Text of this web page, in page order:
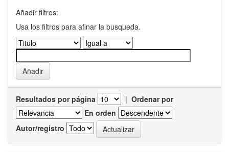
Añadir filtros:
Usa los filtros para afinar la busqueda.
Resultados por página | Ordenar por
En orden
Autor/registro